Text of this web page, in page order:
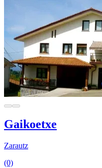
Gaikoetxe
Zarautz
(0)